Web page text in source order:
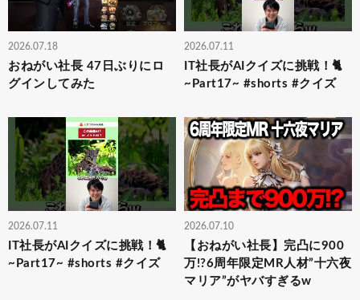
2026.07.18
おねがい社長 47日ぶりにロ
グインしてみた
2026.07.11
IT社長がAIクイズに挑戦！🐈
~Part17~ #shorts #クイズ
2026.07.11
IT社長がAIクイズに挑戦！🐈
~Part17~ #shorts #クイズ
2026.07.10
【おねがい社長】完凸に900
万!?6周年限定MR人材”十六夜
マリア”がヤバすぎるw